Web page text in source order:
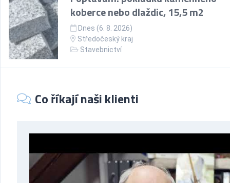
koberce nebo dlaždic, 15,5 m2
Dnes (6. 8. 2026)
Středočeský kraj
Stavebnictví
Co říkají naši klienti